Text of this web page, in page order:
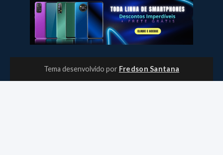
Tema desenvolvido por Fredson Santana